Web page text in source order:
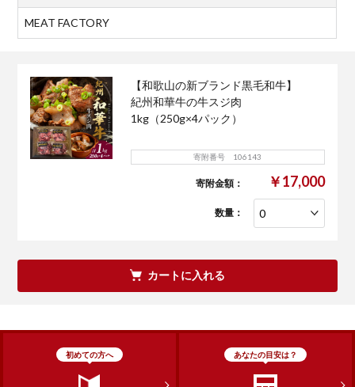
MEAT FACTORY
【和歌山の新ブランド黒毛和牛】
紀州和華牛の牛スジ肉
1kg（250g×4パック）
寄附番号 106143
寄附金額： ￥17,000
数量：
カートに入れる
初めての方へ あなたの目安は？